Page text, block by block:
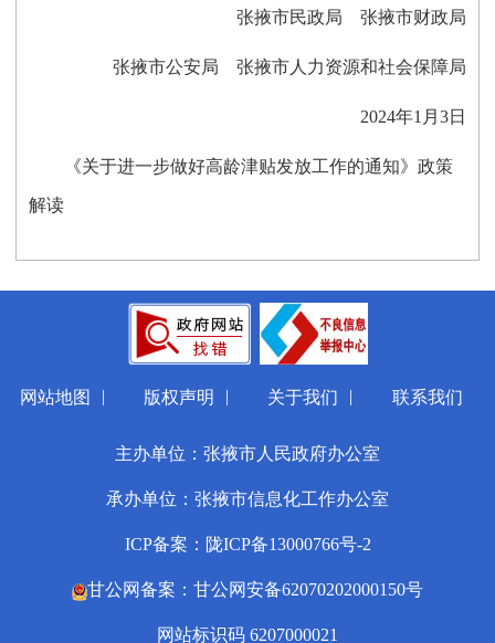
张掖市民政局 张掖市财政局
张掖市公安局 张掖市人力资源和社会保障局
2024年1月3日
《关于进一步做好高龄津贴发放工作的通知》政策
解读
网站地图 | 版权声明 | 关于我们 | 联系我们
主办单位：张掖市人民政府办公室
承办单位：张掖市信息化工作办公室
ICP备案：陇ICP备13000766号-2
甘公网备案：甘公网安备62070202000150号
网站标识码 6207000021